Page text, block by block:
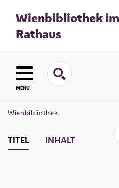
Wienbibliothek im
Rathaus
MENU
Wienbibliothek
TITEL INHALT